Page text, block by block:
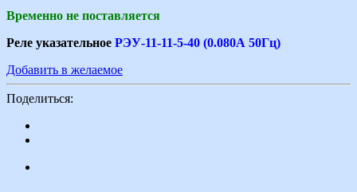
Временно не поставляется
Реле указательное РЭУ-11-11-5-40 (0.080А 50Гц)
Добавить в желаемое
Поделиться: